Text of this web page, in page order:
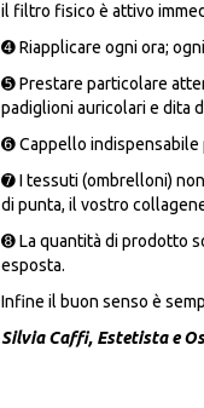
il filtro fisico è attivo
➍ Riapplicare ogni ora;
➎ Prestare particolare
padiglioni auricolari e dita
➏ Cappello indispensabile
➐ I tessuti (ombrelloni)
di punta, il vostro
➑ La quantità di prodotto
esposta.
Infine il buon senso è
Silvia Caffi, Estetista e